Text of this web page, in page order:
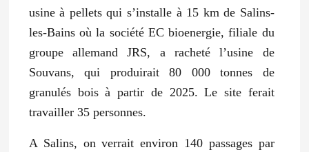
usine à pellets qui s’installe à 15 km de Salins-
les-Bains où la société EC bioenergie, filiale du
groupe allemand JRS, a racheté l’usine de
Souvans, qui produirait 80 000 tonnes de
granulés bois à partir de 2025. Le site ferait
travailler 35 personnes.
A Salins, on verrait environ 140 passages par